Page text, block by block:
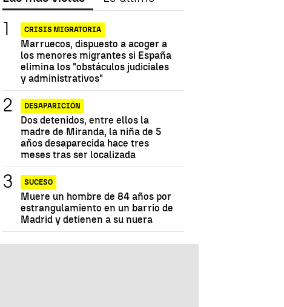
CRISIS MIGRATORIA
Marruecos, dispuesto a acoger a
los menores migrantes si España
elimina los "obstáculos judiciales
y administrativos"
DESAPARICIÓN
Dos detenidos, entre ellos la
madre de Miranda, la niña de 5
años desaparecida hace tres
meses tras ser localizada
SUCESO
Muere un hombre de 84 años por
estrangulamiento en un barrio de
Madrid y detienen a su nuera